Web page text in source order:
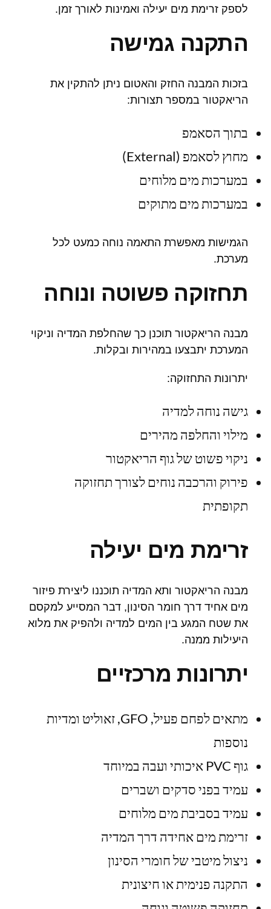
לספק זרימת מים יעילה ואמינות לאורך זמן.
התקנה גמישה
בזכות המבנה החזק והאטום ניתן להתקין את
הריאקטור במספר תצורות:
בתוך הסאמפ
מחוץ לסאמפ (External)
במערכות מים מלוחים
במערכות מים מתוקים
הגמישות מאפשרת התאמה נוחה כמעט לכל
מערכת.
תחזוקה פשוטה ונוחה
מבנה הריאקטור תוכנן כך שהחלפת המדיה וניקוי
המערכת יתבצעו במהירות ובקלות.
יתרונות התחזוקה:
גישה נוחה למדיה
מילוי והחלפה מהירים
ניקוי פשוט של גוף הריאקטור
פירוק והרכבה נוחים לצורך תחזוקה
תקופתית
זרימת מים יעילה
מבנה הריאקטור ותא המדיה תוכננו ליצירת פיזור
מים אחיד דרך חומר הסינון, דבר המסייע למקסם
את שטח המגע בין המים למדיה ולהפיק את מלוא
היעילות ממנה.
יתרונות מרכזיים
מתאים לפחם פעיל, GFO, זאוליט ומדיות
נוספות
גוף PVC איכותי ועבה במיוחד
עמיד בפני סדקים ושברים
עמיד בסביבת מים מלוחים
זרימת מים אחידה דרך המדיה
ניצול מיטבי של חומרי הסינון
התקנה פנימית או חיצונית